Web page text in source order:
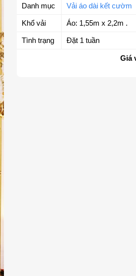
Danh mục Vải áo dài kết cườm
Khổ vải Áo: 1,55m x 2,2m .
Tình trạng Đặt 1 tuần
Giá